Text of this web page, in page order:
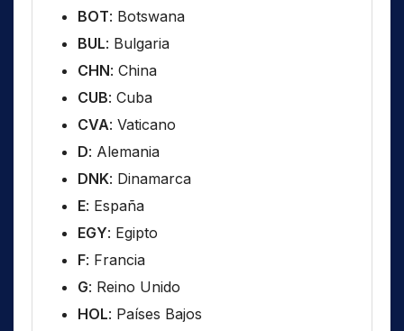
BOT: Botswana
BUL: Bulgaria
CHN: China
CUB: Cuba
CVA: Vaticano
D: Alemania
DNK: Dinamarca
E: España
EGY: Egipto
F: Francia
G: Reino Unido
HOL: Países Bajos